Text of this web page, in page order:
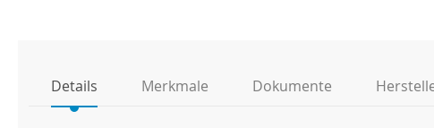
Details Merkmale Dokumente